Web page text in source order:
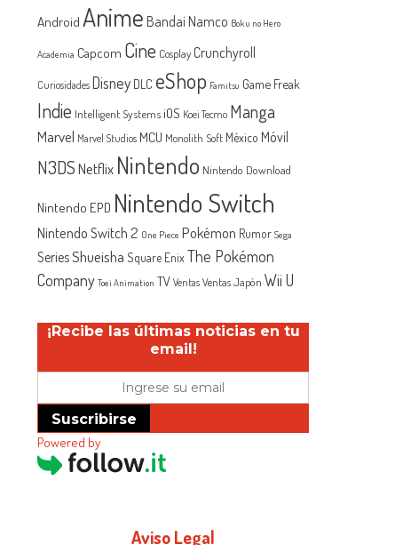
Android Anime Bandai Namco Boku no Hero
Academia Capcom Cine Cosplay Crunchyroll
Curiosidades Disney DLC eShop Famitsu Game Freak
Indie Intelligent Systems iOS Koei Tecmo Manga
Marvel Marvel Studios MCU Monolith Soft México Móvil
N3DSNetflix Nintendo Nintendo Download
Nintendo EPD Nintendo Switch
Nintendo Switch 2 One Piece Pokémon Rumor Sega
SeriesShueisha Square EnixThe Pokémon
Company Toei Animation TV Ventas Ventas Japón Wii U
¡Recibe las últimas noticias en tu
email!
Suscribirse
Powered by
Aviso Legal